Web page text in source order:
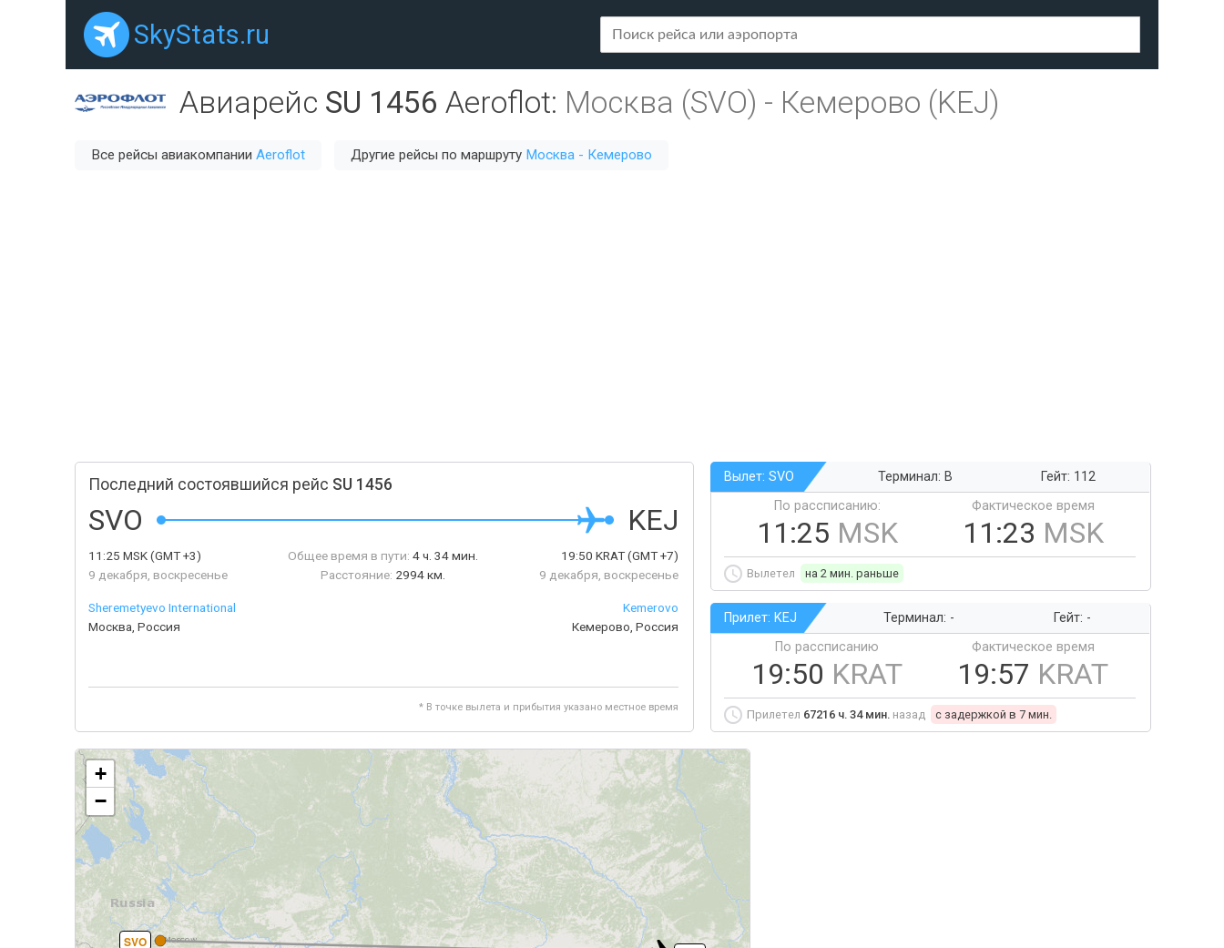
SkyStats.ru
Авиарейс SU 1456 Aeroflot: Москва (SVO) - Кемерово (KEJ)
Все рейсы авиакомпании Aeroflot Другие рейсы по маршруту Москва - Кемерово
Последний состоявшийся рейс SU 1456
SVO KEJ
11:25 MSK(GMT +3)
9 декабря, воскресенье
Общее время в пути: 4 ч. 34 мин.
Расстояние: 2994 км.
19:50 KRAT(GMT +7)
9 декабря, воскресенье
Sheremetyevo International
Москва, Россия
Kemerovo
Кемерово, Россия
* В точке вылета и прибытия указано местное время
Вылет: SVO Терминал: B
Гейт: 112
По рассписанию:
11:25 MSK
Фактическое время
11:23 MSK
Вылетел на 2 мин. раньше
Прилет: KEJ Терминал: -
Гейт: -
По рассписанию
19:50 KRAT
Фактическое время
19:57 KRAT
Прилетел 67216 ч. 34 мин. назад c задержкой в 7 мин.
SVO
+
−